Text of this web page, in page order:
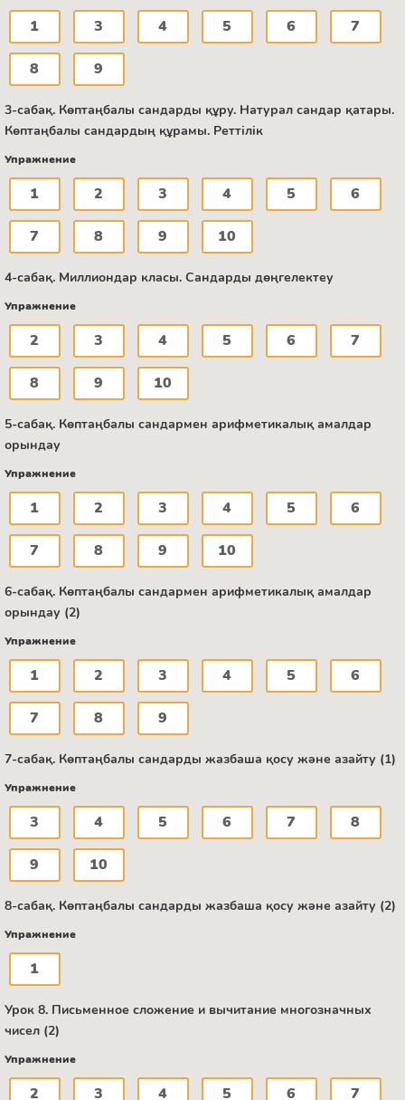
1 3 4 5 6 7
8 9
3-сабақ. Көптаңбалы сандарды құру. Натурал сандар қатары.
Көптаңбалы сандардың құрамы. Реттілік
Упражнение
1 2 3 4 5 6
7 8 9 10
4-сабақ. Миллиондар класы. Сандарды дөңгелектеу
Упражнение
2 3 4 5 6 7
8 9 10
5-сабақ. Көптаңбалы сандармен арифметикалық амалдар
орындау
Упражнение
1 2 3 4 5 6
7 8 9 10
6-сабақ. Көптаңбалы сандармен арифметикалық амалдар
орындау (2)
Упражнение
1 2 3 4 5 6
7 8 9
7-сабақ. Көптаңбалы сандарды жазбаша қосу және азайту (1)
Упражнение
3 4 5 6 7 8
9 10
8-сабақ. Көптаңбалы сандарды жазбаша қосу және азайту (2)
Упражнение
1
Урок 8. Письменное сложение и вычитание многозначных
чисел (2)
Упражнение
2 3 4 5 6 7